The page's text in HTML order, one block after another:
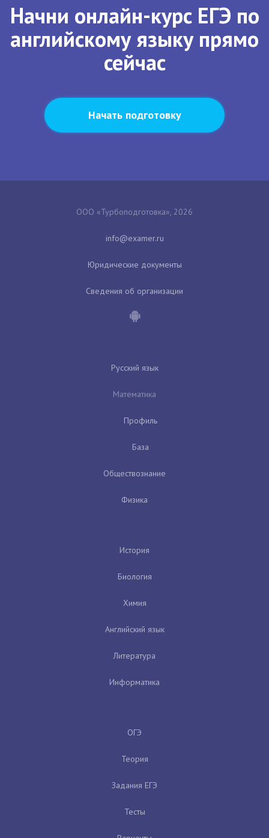
Начни онлайн-курс ЕГЭ по
английскому языку прямо
сейчас
Начать подготовку
ООО «Турбоподготовка», 2026
Юридические документы
Сведения об организации
Русский язык
Математика
Профиль
База
Обществознание
Физика
История
Биология
Химия
Английский язык
Литература
Информатика
ОГЭ
Теория
Задания ЕГЭ
Тесты